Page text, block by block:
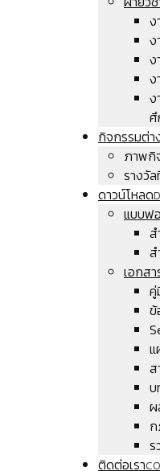
ง
ง
ง
ง
ง
ศึ
กิจกรรมต่า
ภาพกิ
รางวั
ดาวน์โหลด
แบบฟ
ส
ส
เอกส
คู่
แ
ส
บ
ผ
ร
ติดต่อเรา